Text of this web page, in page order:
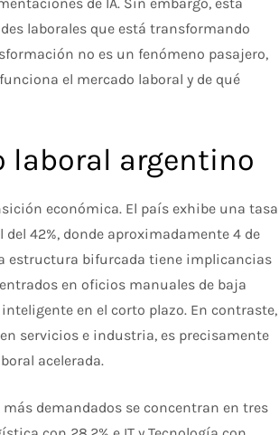
laborales que está transformando
no es un fenómeno pasajero,
el mercado laboral y de qué
laboral argentino
económica. El país exhibe una tasa
42%, donde aproximadamente 4 de
estructura bifurcada tiene implicancias
en oficios manuales de baja
en el corto plazo. En contraste,
servicios e industria, es precisamente
acelerada.
demandados se concentran en tres